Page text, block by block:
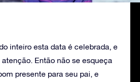
inteiro esta data é celebrada, e
Então não se esqueça
presente para seu pai, e